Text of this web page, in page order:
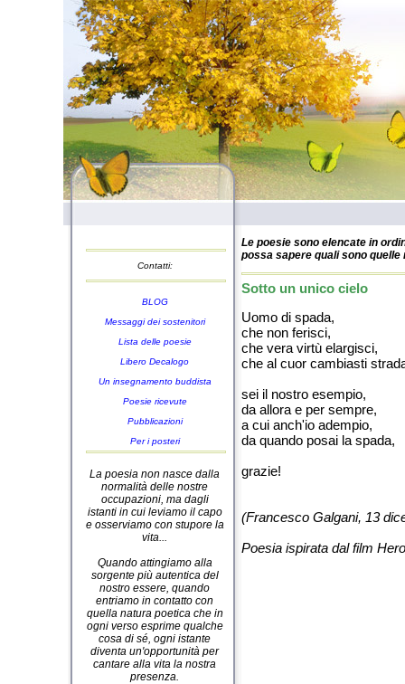
Contatti:
BLOG
Messaggi dei sostenitori
Lista delle poesie
Libero Decalogo
Un insegnamento buddista
Poesie ricevute
Pubblicazioni
Per i posteri
La poesia non nasce dalla
normalità delle nostre
occupazioni, ma dagli
istanti in cui leviamo il capo
e osserviamo con stupore la
vita...
Quando attingiamo alla
sorgente più autentica del
nostro essere, quando
entriamo in contatto con
quella natura poetica che in
ogni verso esprime qualche
cosa di sé, ogni istante
diventa un'opportunità per
cantare alla vita la nostra
presenza.
Le poesie sono elencate in
possa sapere quali sono
Sotto un unico cielo
Uomo di spada,
che non ferisci,
che vera virtù elargisci,
che al cuor cambiasti
sei il nostro esempio,
da allora e per sempre,
a cui anch'io adempio,
da quando posai la spada,
grazie!
(Francesco Galgani, 13
Poesia ispirata dal film